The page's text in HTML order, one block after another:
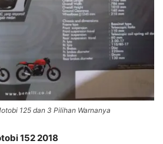
125 dan 3 Pilihan Warnanya
152 2018